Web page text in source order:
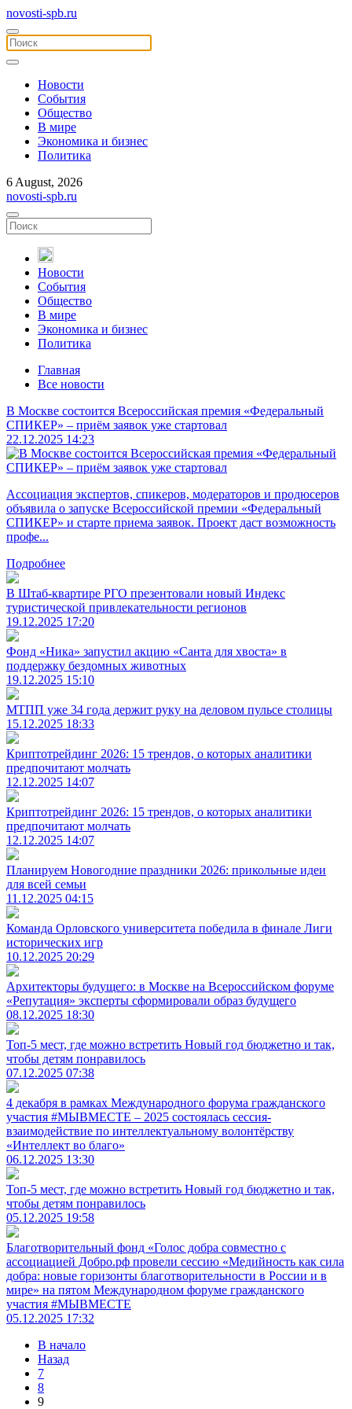
novosti-spb.ru
Новости
События
Общество
В мире
Экономика и бизнес
Политика
6 August, 2026
novosti-spb.ru
Новости
События
Общество
В мире
Экономика и бизнес
Политика
Главная
Все новости
В Москве состоится Всероссийская премия «Федеральный
СПИКЕР» – приём заявок уже стартовал
22.12.2025 14:23
Ассоциация экспертов, спикеров, модераторов и продюсеров
объявила о запуске Всероссийской премии «Федеральный
СПИКЕР» и старте приема заявок. Проект даст возможность
профе...
Подробнее
В Штаб-квартире РГО презентовали новый Индекс
туристической привлекательности регионов
19.12.2025 17:20
Фонд «Ника» запустил акцию «Санта для хвоста» в
поддержку бездомных животных
19.12.2025 15:10
МТПП уже 34 года держит руку на деловом пульсе столицы
15.12.2025 18:33
Криптотрейдинг 2026: 15 трендов, о которых аналитики
предпочитают молчать
12.12.2025 14:07
Криптотрейдинг 2026: 15 трендов, о которых аналитики
предпочитают молчать
12.12.2025 14:07
Планируем Новогодние праздники 2026: прикольные идеи
для всей семьи
11.12.2025 04:15
Команда Орловского университета победила в финале Лиги
исторических игр
10.12.2025 20:29
Архитекторы будущего: в Москве на Всероссийском форуме
«Репутация» эксперты сформировали образ будущего
08.12.2025 18:30
Топ-5 мест, где можно встретить Новый год бюджетно и так,
чтобы детям понравилось
07.12.2025 07:38
4 декабря в рамках Международного форума гражданского
участия #МЫВМЕСТЕ – 2025 состоялась сессия-
взаимодействие по интеллектуальному волонтёрству
«Интеллект во благо»
06.12.2025 13:30
Топ-5 мест, где можно встретить Новый год бюджетно и так,
чтобы детям понравилось
05.12.2025 19:58
Благотворительный фонд «Голос добра совместно с
ассоциацией Добро.рф провели сессию «Медийность как сила
добра: новые горизонты благотворительности в России и в
мире» на пятом Международном форуме гражданского
участия #МЫВМЕСТЕ
05.12.2025 17:32
В начало
Назад
7
8
9